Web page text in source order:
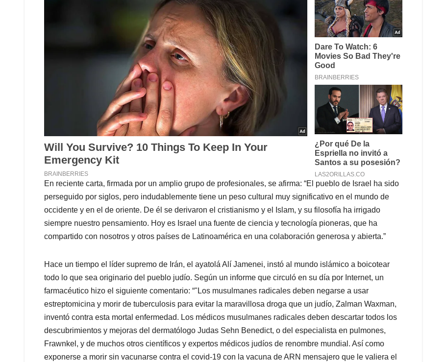
En reciente carta, firmada por un amplio grupo de profesionales, se afirma: “El pueblo de Israel ha sido
perseguido por siglos, pero indudablemente tiene un peso cultural muy significativo en el mundo de
occidente y en el de oriente. De él se derivaron el cristianismo y el Islam, y su filosofía ha irrigado
siempre nuestro pensamiento. Hoy es Israel una fuente de ciencia y tecnología pioneras, que ha
compartido con nosotros y otros países de Latinoamérica en una colaboración generosa y abierta.”
Hace un tiempo el líder supremo de Irán, el ayatolá Alí Jamenei, instó al mundo islámico a boicotear
todo lo que sea originario del pueblo judío. Según un informe que circuló en su día por Internet, un
farmacéutico hizo el siguiente comentario: “"Los musulmanes radicales deben negarse a usar
estreptomicina y morir de tuberculosis para evitar la maravillosa droga que un judío, Zalman Waxman,
inventó contra esta mortal enfermedad. Los médicos musulmanes radicales deben descartar todos los
descubrimientos y mejoras del dermatólogo Judas Sehn Benedict, o del especialista en pulmones,
Frawnkel, y de muchos otros científicos y expertos médicos judíos de renombre mundial. Así como
exponerse a morir sin vacunarse contra el covid-19 con la vacuna de ARN mensajero que le valiera el